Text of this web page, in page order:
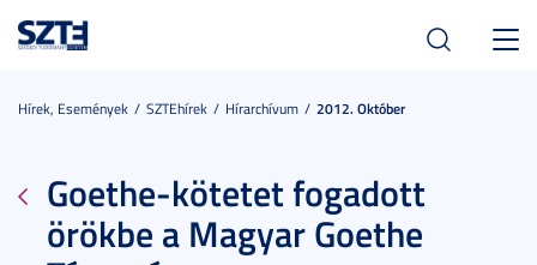
Hírek, Események SZTEhírek Hírarchívum 2012. Október
Goethe-kötetet fogadott
örökbe a Magyar Goethe